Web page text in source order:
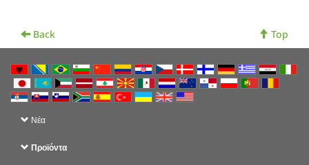
Back Top
Νέα
Προϊόντα